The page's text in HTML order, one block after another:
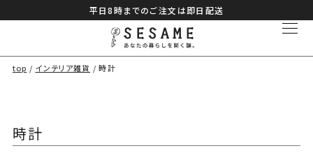
平日8時までのご注文は即日配送
top インテリア雑貨 時計
時計